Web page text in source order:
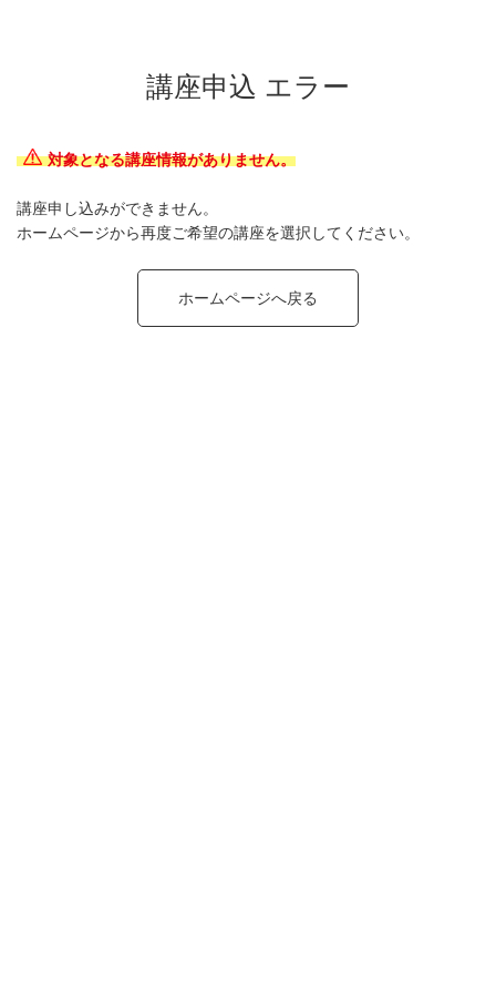
講座申込 エラー
対象となる講座情報がありません。
講座申し込みができません。
ホームページから再度ご希望の講座を選択してください。
ホームページへ戻る